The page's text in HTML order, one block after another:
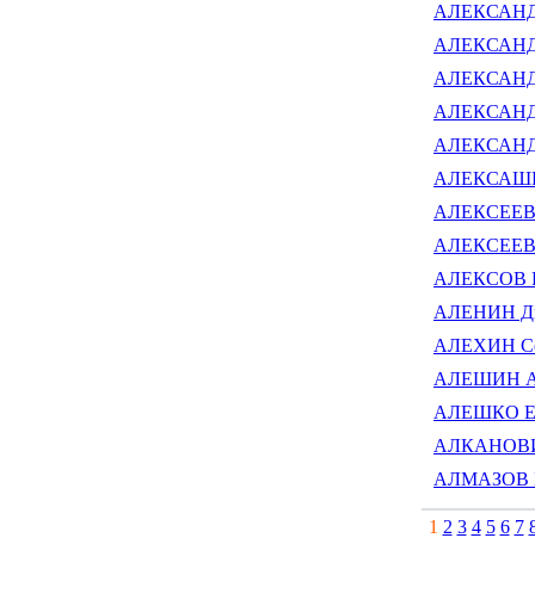
АЛЕКСЕЕВ
АЛЕКСЕЕВ
АЛЕКСОВ
АЛЕНИН
АЛЕХИН
АЛЕШИН
АЛЕШКО
АЛМАЗОВ
1 2 3 4 5 6 7